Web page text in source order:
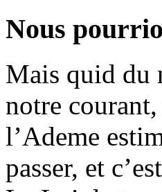
Nous
Mais quid du
notre
l’Ademe
passer, et